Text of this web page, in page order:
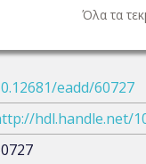
Όλα τα
eadd/60727
hdl.handle.net/